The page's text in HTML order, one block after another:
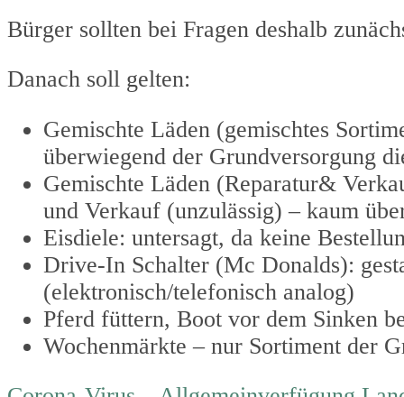
Bürger sollten bei Fragen deshalb
Danach soll gelten:
Gemischte Läden (gemischtes
überwiegend der Grundversorgung
Gemischte Läden (Reparatur&
und Verkauf (unzulässig) – kaum
Eisdiele: untersagt, da keine
Drive-In Schalter (Mc Donalds):
(elektronisch/telefonisch analog)
Pferd füttern, Boot vor dem Sinken
Wochenmärkte – nur Sortiment der